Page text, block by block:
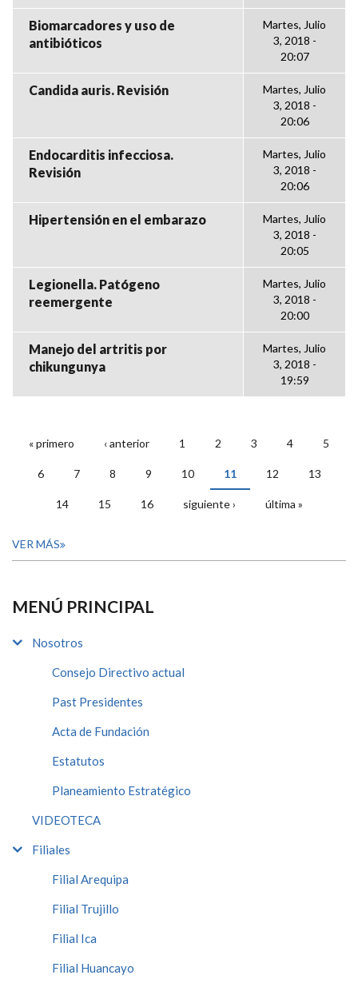
Biomarcadores y uso de
antibióticos
Martes, Julio
3, 2018 -
20:07
Candida auris. Revisión
Martes, Julio
3, 2018 -
20:06
Endocarditis infecciosa.
Revisión
Martes, Julio
3, 2018 -
20:06
Hipertensión en el embarazo
Martes, Julio
3, 2018 -
20:05
Legionella. Patógeno
reemergente
Martes, Julio
3, 2018 -
20:00
Manejo del artritis por
chikungunya
Martes, Julio
3, 2018 -
19:59
PÁGINAS
« primero ‹ anterior 1 2 3 4 5
6 7 8 9 10 11 12 13
14 15 16 siguiente › última »
VER MÁS
MENÚ PRINCIPAL
Nosotros
Consejo Directivo actual
Past Presidentes
Acta de Fundación
Estatutos
Planeamiento Estratégico
VIDEOTECA
Filiales
Filial Arequipa
Filial Trujillo
Filial Ica
Filial Huancayo